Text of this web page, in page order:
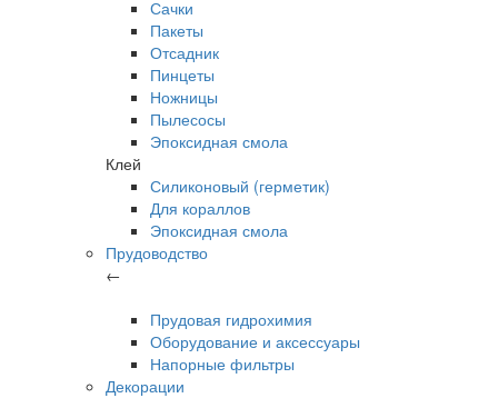
Сачки
Пакеты
Отсадник
Пинцеты
Ножницы
Пылесосы
Эпоксидная смола
Клей
Силиконовый (герметик)
Для кораллов
Эпоксидная смола
Прудоводство
←
Прудовая гидрохимия
Оборудование и аксессуары
Напорные фильтры
Декорации